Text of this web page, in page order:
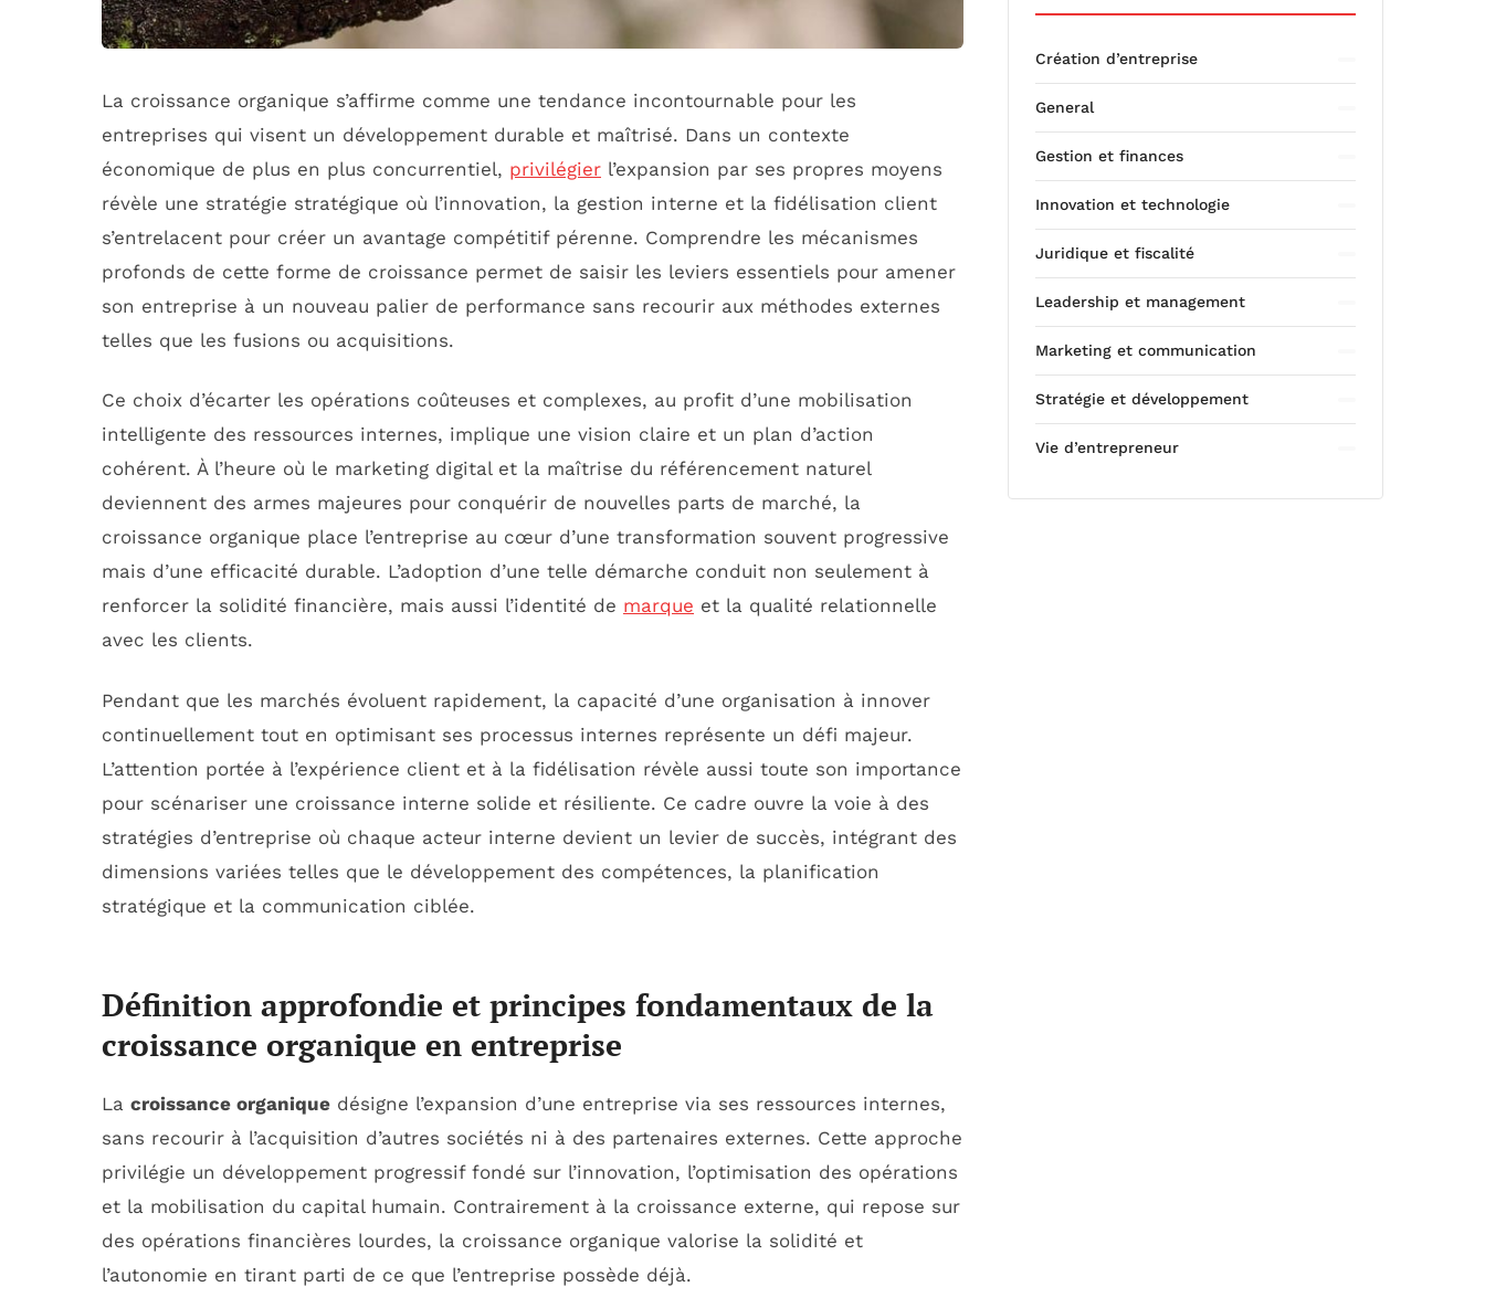
La croissance organique s’affirme comme une tendance incontournable pour les
entreprises qui visent un développement durable et maîtrisé. Dans un contexte
économique de plus en plus concurrentiel, privilégier l’expansion par ses propres moyens
révèle une stratégie stratégique où l’innovation, la gestion interne et la fidélisation client
s’entrelacent pour créer un avantage compétitif pérenne. Comprendre les mécanismes
profonds de cette forme de croissance permet de saisir les leviers essentiels pour amener
son entreprise à un nouveau palier de performance sans recourir aux méthodes externes
telles que les fusions ou acquisitions.
Ce choix d’écarter les opérations coûteuses et complexes, au profit d’une mobilisation
intelligente des ressources internes, implique une vision claire et un plan d’action
cohérent. À l’heure où le marketing digital et la maîtrise du référencement naturel
deviennent des armes majeures pour conquérir de nouvelles parts de marché, la
croissance organique place l’entreprise au cœur d’une transformation souvent progressive
mais d’une efficacité durable. L’adoption d’une telle démarche conduit non seulement à
renforcer la solidité financière, mais aussi l’identité de marque et la qualité relationnelle
avec les clients.
Pendant que les marchés évoluent rapidement, la capacité d’une organisation à innover
continuellement tout en optimisant ses processus internes représente un défi majeur.
L’attention portée à l’expérience client et à la fidélisation révèle aussi toute son importance
pour scénariser une croissance interne solide et résiliente. Ce cadre ouvre la voie à des
stratégies d’entreprise où chaque acteur interne devient un levier de succès, intégrant des
dimensions variées telles que le développement des compétences, la planification
stratégique et la communication ciblée.
Définition approfondie et principes fondamentaux de la
croissance organique en entreprise
La croissance organique désigne l’expansion d’une entreprise via ses ressources internes,
sans recourir à l’acquisition d’autres sociétés ni à des partenaires externes. Cette approche
privilégie un développement progressif fondé sur l’innovation, l’optimisation des opérations
et la mobilisation du capital humain. Contrairement à la croissance externe, qui repose sur
des opérations financières lourdes, la croissance organique valorise la solidité et
l’autonomie en tirant parti de ce que l’entreprise possède déjà.
Création d’entreprise
General
Gestion et finances
Innovation et technologie
Juridique et fiscalité
Leadership et management
Marketing et communication
Stratégie et développement
Vie d’entrepreneur